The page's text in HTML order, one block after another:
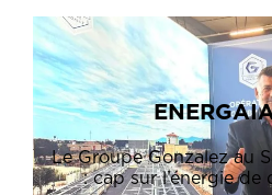
Le Groupe Gonzalez au
: cap sur l’énergie de